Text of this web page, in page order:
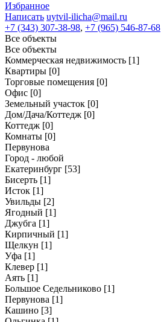
Избранное
Написать uytvil-ilicha@mail.ru
+7 (343) 307-38-98, +7 (965) 546-87-68
Все объекты
Все объекты
Коммерческая недвижимость [1]
Квартиры [0]
Торговые помещения [0]
Офис [0]
Земельный участок [0]
Дом/Дача/Коттедж [0]
Коттедж [0]
Комнаты [0]
Первунова
Город - любой
Екатеринбург [53]
Бисерть [1]
Исток [1]
Увильды [2]
Ягодный [1]
Джубга [1]
Кирпичный [1]
Щелкун [1]
Уфа [1]
Клевер [1]
Аять [1]
Большое Седельниково [1]
Первунова [1]
Кашино [3]